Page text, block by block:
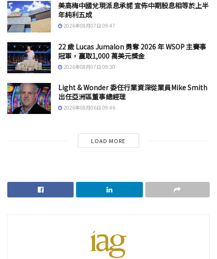
美高梅中國兌現派息承諾 宣佈中期股息相等於上半
年純利五成
2026年08月07日 09:47
22 歲 Lucas Jumalon 勇奪 2026 年 WSOP 主賽事
冠軍，贏取1,000 萬美元獎金
2026年08月07日 09:30
Light & Wonder 委任行業資深從業員Mike Smith
出任亞洲區董事總經理
2026年08月06日 09:46
LOAD MORE